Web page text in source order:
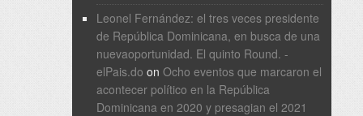
Leonel Fernández: el tres veces presidente
de República Dominicana, en busca de una
nuevaoportunidad. El quinto Round. -
elPais.do on Ocho eventos que marcaron el
acontecer político en la República
Dominicana en 2020 y presagian el 2021